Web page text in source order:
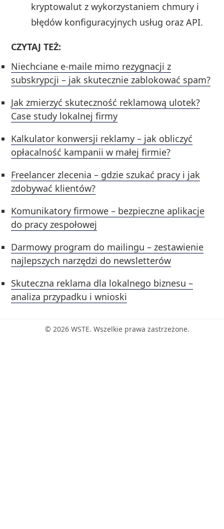
kryptowalut z wykorzystaniem chmury i
błędów konfiguracyjnych usług oraz API.
CZYTAJ TEŻ:
Niechciane e-maile mimo rezygnacji z
subskrypcji – jak skutecznie zablokować spam?
Jak zmierzyć skuteczność reklamową ulotek?
Case study lokalnej firmy
Kalkulator konwersji reklamy – jak obliczyć
opłacalność kampanii w małej firmie?
Freelancer zlecenia – gdzie szukać pracy i jak
zdobywać klientów?
Komunikatory firmowe – bezpieczne aplikacje
do pracy zespołowej
Darmowy program do mailingu – zestawienie
najlepszych narzędzi do newsletterów
Skuteczna reklama dla lokalnego biznesu –
analiza przypadku i wnioski
© 2026 WSTE. Wszelkie prawa zastrzeżone.